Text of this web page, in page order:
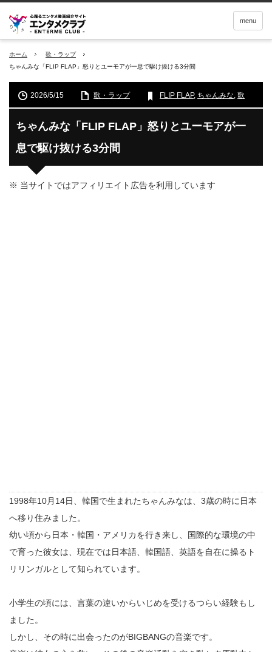
menu
ホーム
歌・ラップ
ちゃんみな「FLIP FLAP」怒りとユーモアが一息で駆け抜ける3分間
2026/5/15 歌・ラップ FLIP FLAP, ちゃんみな, 歌
ちゃんみな「FLIP FLAP」怒りとユーモアが一
息で駆け抜ける3分間
※ 当サイトではアフィリエイト広告を利用しています
1998年10月14日、韓国で生まれたちゃんみなは、3歳の時に日本
へ移り住みました。
幼い頃から日本・韓国・アメリカを行き来し、国際的な環境の中
で育った彼女は、現在では日本語、韓国語、英語を自在に操るト
リリンガルとして知られています。
小学生の頃には、言葉の違いからいじめを受けるつらい経験もし
ました。
しかし、その時に出会ったのがBIGBANGの音楽です。